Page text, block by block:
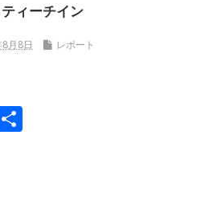
ィーチイン
月8日
レポート